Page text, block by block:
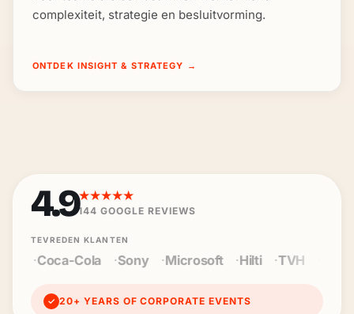
complexiteit, strategie en besluitvorming.
ONTDEK INSIGHT & STRATEGY →
4.9★★★★★
144 GOOGLE REVIEWS
TEVREDEN KLANTEN
Sony Microsoft Hilti TVH Baloise
✓ 20+ YEARS OF CORPORATE EVENTS